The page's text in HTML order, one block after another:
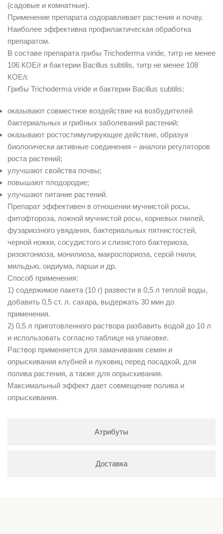
Атрибуты
Доставка
(садовые и комнатные).
Применение препарата оздоравливает растения и почву.
Наиболее эффективна профилактическая обработка
препаратом.
В составе препарата грибы Trichoderma viride, титр не менее
106 КОЕ/г и бактерии Bacillus subtilis, титр не менее 108
КОЕ/г.
Грибы Trichoderma viride и бактерии Bacillus subtilis:
оказывают совместное воздействие на возбудителей
бактериальных и грибных заболеваний растений;
оказывают ростостимулирующее действие, образуя
биологически активные соединения – аналоги регуляторов
роста растений;
улучшают свойства почвы;
повышают плодородие;
улучшают питание растений.
Препарат эффективен в отношении мучнистой росы,
фитофтороза, ложной мучнистой росы, корневых гнилей,
фузариозного увядания, бактериальных пятнистостей,
черной ножки, сосудистого и слизистого бактериоза,
ризоктониоза, монилиоза, макроспориоза, серой гнили,
мильдью, оидиума, парши и др.
Способ применения:
1) содержимое пакета (10 г) развести в 0,5 л теплой воды,
добавить 0,5 ст. л. сахара, выдержать 30 мин до
применения.
2) 0,5 л приготовленного раствора разбавить водой до 10 л
и использовать согласно таблице на упаковке.
Раствор применяется для замачивания семян и
опрыскивания клубней и луковиц перед посадкой, для
полива растения, а также для опрыскивания.
Максимальный эффект дает совмещение полива и
опрыскивания.